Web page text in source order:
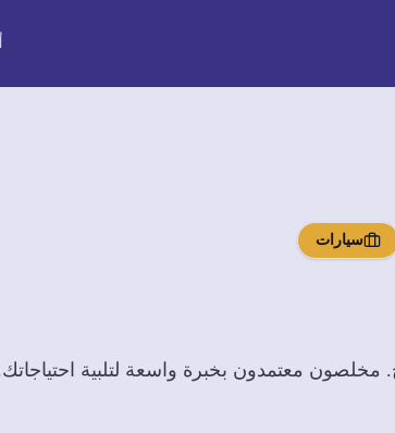
سيارات
. مخلصون معتمدون بخبرة واسعة لتلبية